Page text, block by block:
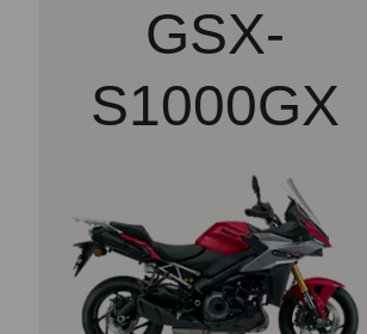
GSX-
S1000GX